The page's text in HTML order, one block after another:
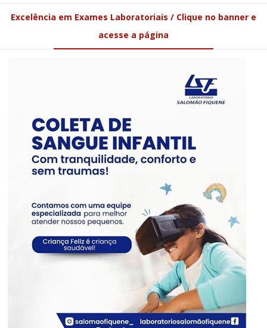
Excelência em Exames Laboratoriais / Clique no banner e
acesse a página